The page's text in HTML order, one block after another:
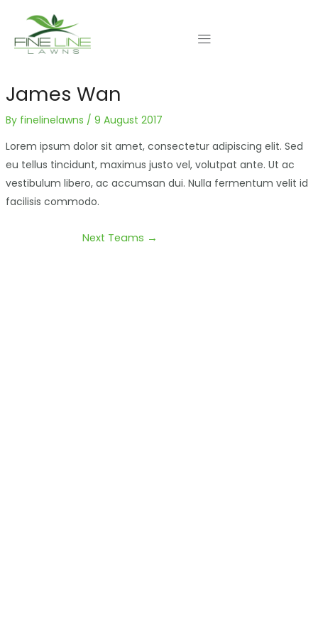
content
James Wan
By finelinelawns / 9 August 2017
Lorem ipsum dolor sit amet, consectetur adipiscing elit. Sed
eu tellus tincidunt, maximus justo vel, volutpat ante. Ut ac
vestibulum libero, ac accumsan dui. Nulla fermentum velit id
facilisis commodo.
navigation
Next Teams →